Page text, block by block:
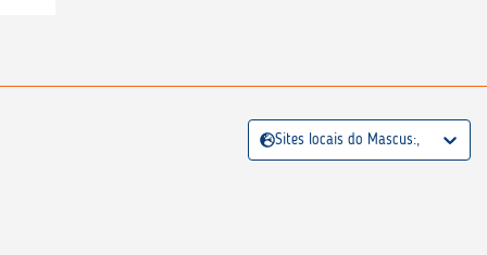
Sites locais do Mascus:,